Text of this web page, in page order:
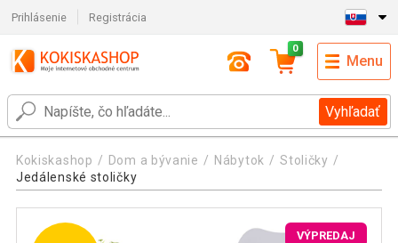
Prihlásenie Registrácia
Vyhľadať
0
Menu
Kokiskashop Dom a bývanie Nábytok
Stoličky
Jedálenské stoličky
VÝPREDAJ